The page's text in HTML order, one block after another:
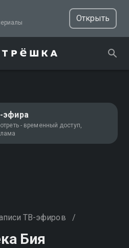
фильмы и сериалы
Открыть
эфира
- временный доступ,
ТВ-эфиров /
Бия